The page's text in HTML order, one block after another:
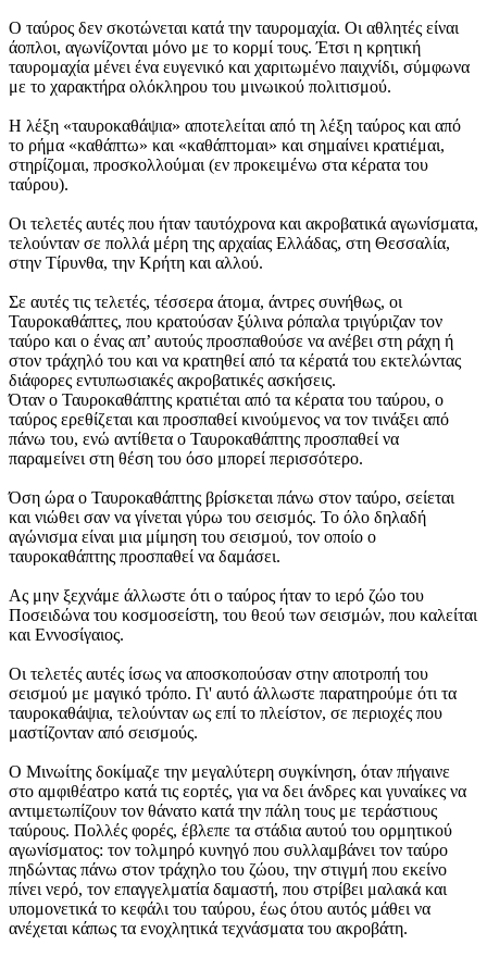
Ο ταύρος δεν σκοτώνεται κατά την ταυρομαχία. Οι αθλητές είναι
άοπλοι, αγωνίζονται μόνο με το κορμί τους. Έτσι η κρητική
ταυρομαχία μένει ένα ευγενικό και χαριτωμένο παιχνίδι, σύμφωνα
με το χαρακτήρα ολόκληρου του μινωικού πολιτισμού.
Η λέξη «ταυροκαθάψια» αποτελείται από τη λέξη ταύρος και από
το ρήμα «καθάπτω» και «καθάπτομαι» και σημαίνει κρατιέμαι,
στηρίζομαι, προσκολλούμαι (εν προκειμένω στα κέρατα του
ταύρου).
Οι τελετές αυτές που ήταν ταυτόχρονα και ακροβατικά αγωνίσματα,
τελούνταν σε πολλά μέρη της αρχαίας Ελλάδας, στη Θεσσαλία,
στην Τίρυνθα, την Κρήτη και αλλού.
Σε αυτές τις τελετές, τέσσερα άτομα, άντρες συνήθως, οι
Ταυροκαθάπτες, που κρατούσαν ξύλινα ρόπαλα τριγύριζαν τον
ταύρο και ο ένας απ’ αυτούς προσπαθούσε να ανέβει στη ράχη ή
στον τράχηλό του και να κρατηθεί από τα κέρατά του εκτελώντας
διάφορες εντυπωσιακές ακροβατικές ασκήσεις.
Όταν ο Ταυροκαθάπτης κρατιέται από τα κέρατα του ταύρου, ο
ταύρος ερεθίζεται και προσπαθεί κινούμενος να τον τινάξει από
πάνω του, ενώ αντίθετα ο Ταυροκαθάπτης προσπαθεί να
παραμείνει στη θέση του όσο μπορεί περισσότερο.
Όση ώρα ο Ταυροκαθάπτης βρίσκεται πάνω στον ταύρο, σείεται
και νιώθει σαν να γίνεται γύρω του σεισμός. Το όλο δηλαδή
αγώνισμα είναι μια μίμηση του σεισμού, τον οποίο ο
ταυροκαθάπτης προσπαθεί να δαμάσει.
Ας μην ξεχνάμε άλλωστε ότι ο ταύρος ήταν το ιερό ζώο του
Ποσειδώνα του κοσμοσείστη, του θεού των σεισμών, που καλείται
και Εννοσίγαιος.
Οι τελετές αυτές ίσως να αποσκοπούσαν στην αποτροπή του
σεισμού με μαγικό τρόπο. Γι' αυτό άλλωστε παρατηρούμε ότι τα
ταυροκαθάψια, τελούνταν ως επί το πλείστον, σε περιοχές που
μαστίζονταν από σεισμούς.
Ο Μινωίτης δοκίμαζε την μεγαλύτερη συγκίνηση, όταν πήγαινε
στο αμφιθέατρο κατά τις εορτές, για να δει άνδρες και γυναίκες να
αντιμετωπίζουν τον θάνατο κατά την πάλη τους με τεράστιους
ταύρους. Πολλές φορές, έβλεπε τα στάδια αυτού του ορμητικού
αγωνίσματος: τον τολμηρό κυνηγό που συλλαμβάνει τον ταύρο
πηδώντας πάνω στον τράχηλο του ζώου, την στιγμή που εκείνο
πίνει νερό, τον επαγγελματία δαμαστή, που στρίβει μαλακά και
υπομονετικά το κεφάλι του ταύρου, έως ότου αυτός μάθει να
ανέχεται κάπως τα ενοχλητικά τεχνάσματα του ακροβάτη.